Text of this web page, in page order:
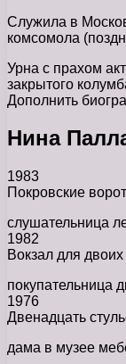
Служила в
комсомола
Урна с прахом
закрытого
Дополнить
Нина
1983
Покровские
слушательница
1982
Вокзал для
покупательница
1976
Двенадцать
дама в музее